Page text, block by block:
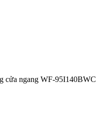
cửa ngang WF-95I140BWC